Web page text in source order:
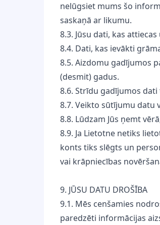
nelūgsiet mums šo
saskaņā ar likumu.
8.3. Jūsu dati, kas
8.4. Dati, kas ievākti
8.5. Aizdomu gadījumos
(desmit) gadus.
8.6. Strīdu gadījumos
8.7. Veikto sūtījumu datu
8.8. Lūdzam Jūs ņemt
8.9. Ja Lietotne netiks
konts tiks slēgts un
vai krāpniecības
9. JŪSU DATU DROŠĪBA
9.1. Mēs cenšamies
paredzēti informācijas